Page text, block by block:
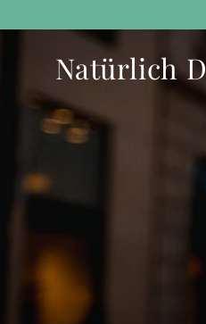
zum
Natürlich